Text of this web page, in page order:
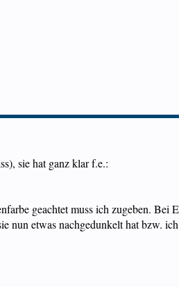
sie hat ganz klar f.e.:
geachtet muss ich zugeben. Bei
etwas nachgedunkelt hat bzw.